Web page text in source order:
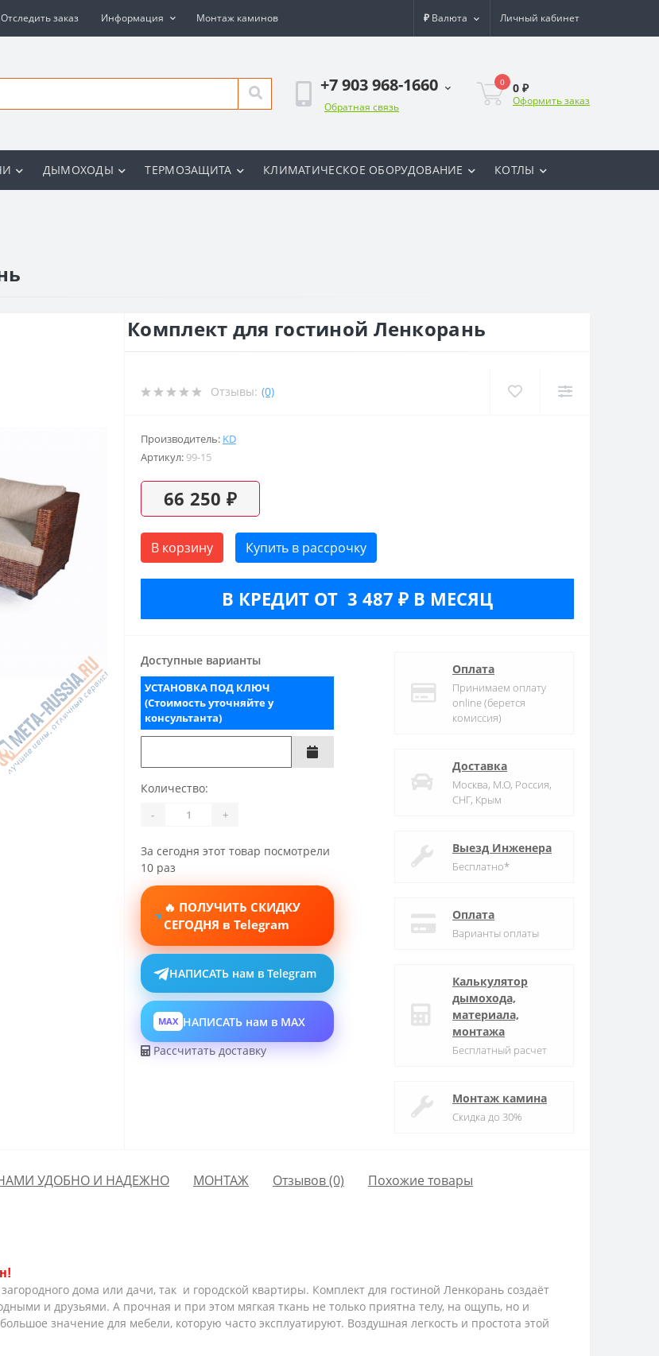
Отследить заказ Информация Монтаж каминов ₽ Валюта Личный кабинет
+7 903 968-1660
Обратная связь
0 0 ₽
Оформить заказ
ДЫМОХОДЫ ТЕРМОЗАЩИТА КЛИМАТИЧЕСКОЕ ОБОРУДОВАНИЕ КОТЛЫ
Комплект для гостиной Ленкорань
Отзывы: (0)
Производитель: KD
Артикул: 99-15
66 250 ₽
В корзину Купить в рассрочку
В КРЕДИТ ОТ 3 487 ₽ В МЕСЯЦ
Доступные варианты
УСТАНОВКА ПОД КЛЮЧ
(Стоимость уточняйте у
консультанта)
Количество:
- +
За сегодня этот товар посмотрели
10 раз
🔥 ПОЛУЧИТЬ СКИДКУ
СЕГОДНЯ в Telegram
НАПИСАТЬ нам в Telegram
MAX НАПИСАТЬ нам в MAX
Рассчитать доставку
Оплата
Принимаем оплату
online (берется
комиссия)
Доставка
Москва, М.О, Россия,
СНГ, Крым
Выезд Инженера
Бесплатно*
Оплата
Варианты оплаты
Калькулятор
дымохода,
материала,
монтажа
Бесплатный расчет
Монтаж камина
Скидка до 30%
УДОБНО И НАДЕЖНО МОНТАЖ Отзывов (0) Похожие товары
дома или дачи, так и городской квартиры. Комплект для гостиной Ленкорань создаёт
и друзьями. А прочная и при этом мягкая ткань не только приятна телу, на ощупь, но и
значение для мебели, которую часто эксплуатируют. Воздушная легкость и простота этой